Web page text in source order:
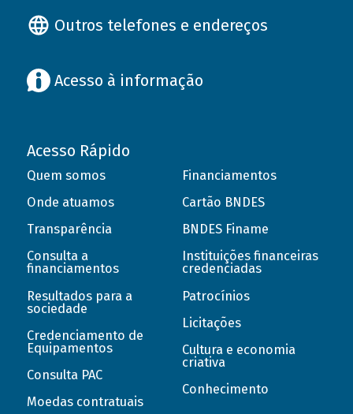
Outros telefones e endereços
Acesso à informação
Acesso Rápido
Quem somos
Onde atuamos
Transparência
Consulta a
financiamentos
Resultados para a
sociedade
Credenciamento de
Equipamentos
Consulta PAC
Moedas contratuais
Financiamentos
Cartão BNDES
BNDES Finame
Instituições financeiras
credenciadas
Patrocínios
Licitações
Cultura e economia
criativa
Conhecimento